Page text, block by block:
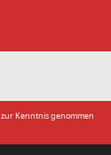
zur Kenntnis genommen